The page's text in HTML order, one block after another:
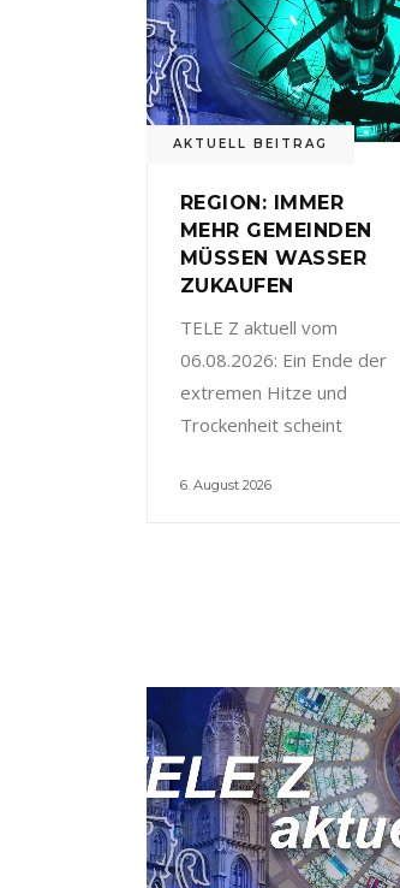
AKTUELL BEITRAG
REGION: IMMER
MEHR GEMEINDEN
MÜSSEN WASSER
ZUKAUFEN
TELE Z aktuell vom
06.08.2026: Ein Ende der
extremen Hitze und
Trockenheit scheint
6. August 2026